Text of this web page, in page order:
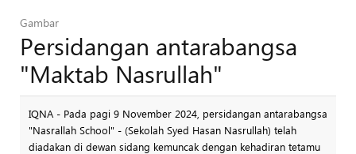
Gambar
Persidangan antarabangsa
"Maktab Nasrullah"
IQNA - Pada pagi 9 November 2024, persidangan antarabangsa
"Nasrallah School" - (Sekolah Syed Hasan Nasrullah) telah
diadakan di dewan sidang kemuncak dengan kehadiran tetamu